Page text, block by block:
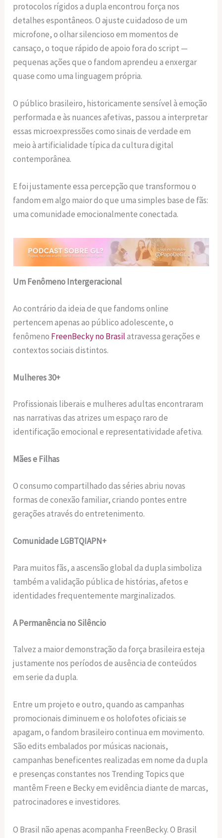
protocolos rígidos a dupla encontrou força nos
detalhes espontâneos. O ajuste cuidadoso de um
microfone, o olhar silencioso em momentos de
cansaço, o toque rápido de apoio fora do script —
pequenas ações que o fandom aprendeu a enxergar
quase como uma linguagem própria.
O público brasileiro, historicamente sensível à emoção
performada e às nuances afetivas, passou a interpretar
essas microexpressões como sinais de verdade em
meio à artificialidade típica da cultura digital
contemporânea.
E foi justamente essa percepção que transformou o
fandom em algo maior do que uma simples base de fãs:
uma comunidade emocionalmente conectada.
Um Fenômeno Intergeracional
Ao contrário da ideia de que fandoms online
pertencem apenas ao público adolescente, o
fenômeno FreenBecky no Brasilatravessa gerações e
contextos sociais distintos.
Mulheres 30+
Profissionais liberais e mulheres adultas encontraram
nas narrativas das atrizes um espaço raro de
identificação emocional e representatividade afetiva.
Mães e Filhas
O consumo compartilhado das séries abriu novas
formas de conexão familiar, criando pontes entre
gerações através do entretenimento.
Comunidade LGBTQIAPN+
Para muitos fãs, a ascensão global da dupla simboliza
também a validação pública de histórias, afetos e
identidades frequentemente marginalizados.
A Permanência no Silêncio
Talvez a maior demonstração da força brasileira esteja
justamente nos períodos de ausência de conteúdos
em serie da dupla.
Entre um projeto e outro, quando as campanhas
promocionais diminuem e os holofotes oficiais se
apagam, o fandom brasileiro continua em movimento.
São edits embalados por músicas nacionais,
campanhas beneficentes realizadas em nome da dupla
e presenças constantes nos Trending Topics que
mantêm Freen e Becky em evidência diante de marcas,
patrocinadores e investidores.
O Brasil não apenas acompanha FreenBecky. O Brasil